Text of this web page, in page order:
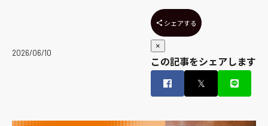
2026/06/10
シェアする
×
この記事をシェアします
𝕏